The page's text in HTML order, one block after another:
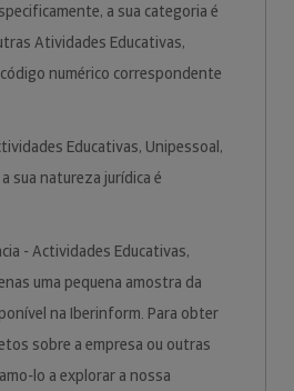
a sua categoria é
Atividades Educativas,
código numérico correspondente
Educativas, Unipessoal,
sua natureza jurídica é
- Actividades Educativas,
uma pequena amostra da
na Iberinform. Para obter
sobre a empresa ou outras
lo a explorar a nossa